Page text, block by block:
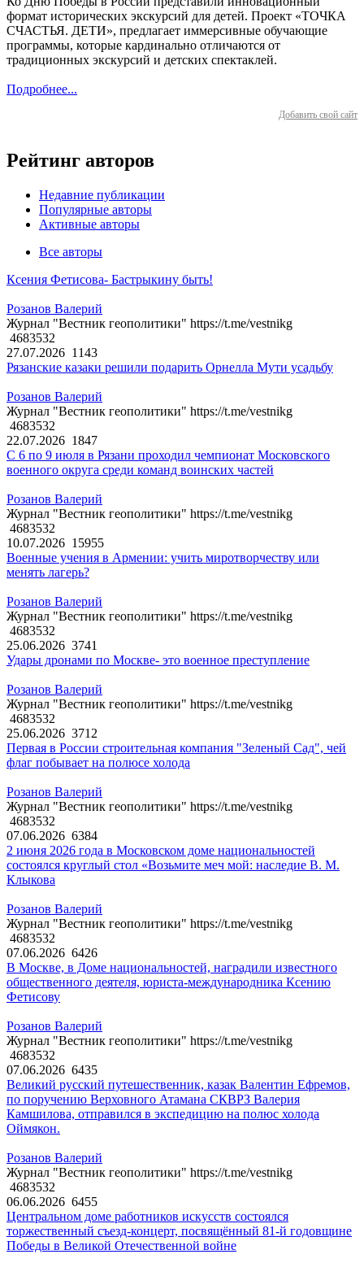
формат исторических экскурсий для детей. Проект «ТОЧКА
СЧАСТЬЯ. ДЕТИ», предлагает иммерсивные обучающие
программы, которые кардинально отличаются от
традиционных экскурсий и детских спектаклей.
Подробнее...
Добавить свой сайт
Рейтинг авторов
Недавние публикации
Популярные авторы
Активные авторы
Все авторы
Ксения Фетисова- Бастрыкину быть!
Розанов Валерий
Журнал "Вестник геополитики" https://t.me/vestnikg
4683532
27.07.2026 1143
Рязанские казаки решили подарить Орнелла Мути усадьбу
Розанов Валерий
Журнал "Вестник геополитики" https://t.me/vestnikg
4683532
22.07.2026 1847
С 6 по 9 июля в Рязани проходил чемпионат Московского
военного округа среди команд воинских частей
Розанов Валерий
Журнал "Вестник геополитики" https://t.me/vestnikg
4683532
10.07.2026 15955
Военные учения в Армении: учить миротворчеству или
менять лагерь?
Розанов Валерий
Журнал "Вестник геополитики" https://t.me/vestnikg
4683532
25.06.2026 3741
Удары дронами по Москве- это военное преступление
Розанов Валерий
Журнал "Вестник геополитики" https://t.me/vestnikg
4683532
25.06.2026 3712
Первая в России строительная компания "Зеленый Сад", чей
флаг побывает на полюсе холода
Розанов Валерий
Журнал "Вестник геополитики" https://t.me/vestnikg
4683532
07.06.2026 6384
2 июня 2026 года в Московском доме национальностей
состоялся круглый стол «Возьмите меч мой: наследие В. М.
Клыкова
Розанов Валерий
Журнал "Вестник геополитики" https://t.me/vestnikg
4683532
07.06.2026 6426
В Москве, в Доме национальностей, наградили известного
общественного деятеля, юриста-международника Ксению
Фетисову
Розанов Валерий
Журнал "Вестник геополитики" https://t.me/vestnikg
4683532
07.06.2026 6435
Великий русский путешественник, казак Валентин Ефремов,
по поручению Верховного Атамана СКВРЗ Валерия
Камшилова, отправился в экспедицию на полюс холода
Оймякон.
Розанов Валерий
Журнал "Вестник геополитики" https://t.me/vestnikg
4683532
06.06.2026 6455
Центральном доме работников искусств состоялся
торжественный съезд-концерт, посвящённый 81-й годовщине
Победы в Великой Отечественной войне